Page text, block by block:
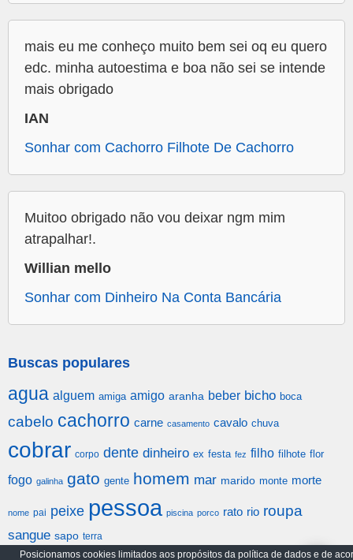
mais eu me conheço muito bem sei oq eu quero
edc. minha autoestima e boa não sei se intende
mais obrigado
IAN
Sonhar com Cachorro Filhote De Cachorro
Muitoo obrigado não vou deixar ngm mim
atrapalhar!.
Willian mello
Sonhar com Dinheiro Na Conta Bancária
Buscas populares
agua alguem amiga amigo aranha beber bicho boca
cabelo cachorro carne casamento cavalo chuva
cobrar corpo dente dinheiro ex festa fez filho filhote flor
fogo galinha gato gente homem mar marido monte morte
nome pai peixe pessoa piscina porco rato rio roupa
sangue sapo terra
Posicionamos cookies limitados aos propósitos da política de dados e de